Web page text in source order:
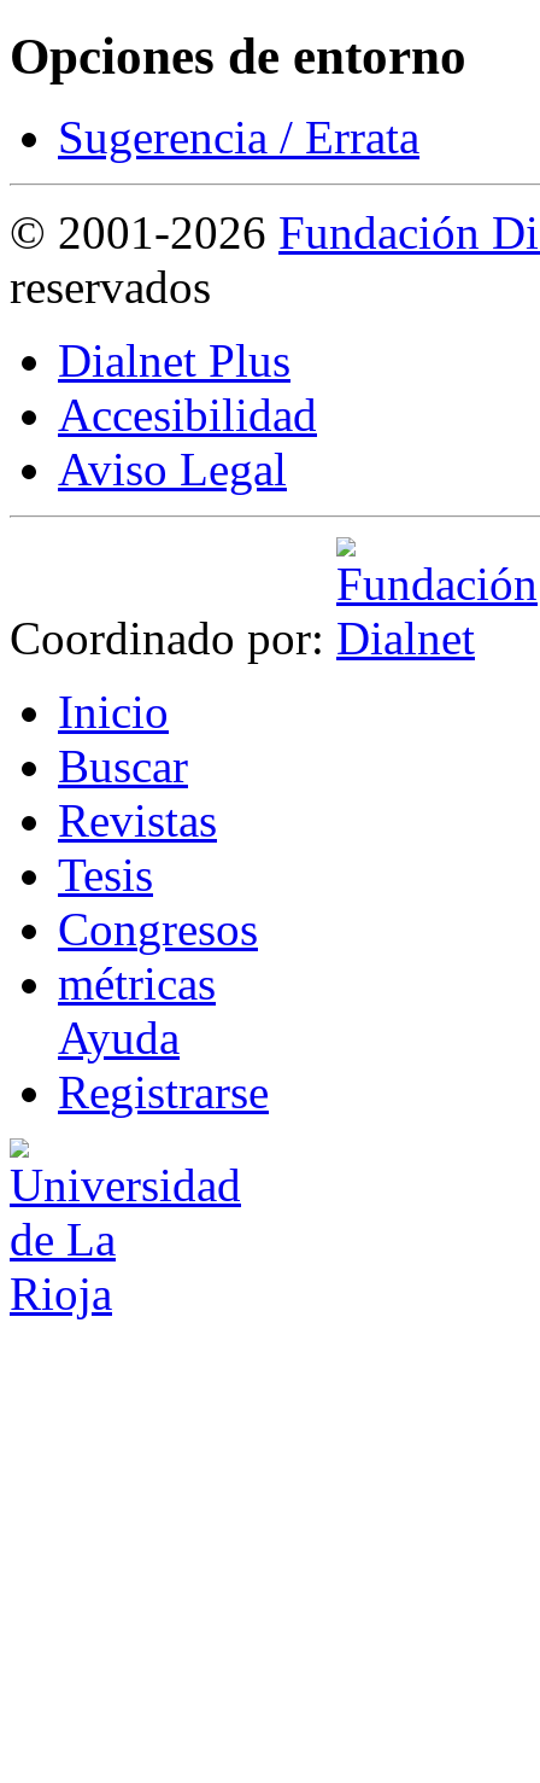
Opciones de entorno
Sugerencia / Errata
© 2001-2026 Fundación
reservados
Dialnet Plus
Accesibilidad
Aviso Legal
Coordinado por:
Inicio
Buscar
Revistas
Tesis
Congresos
métricas
Ayuda
Registrarse